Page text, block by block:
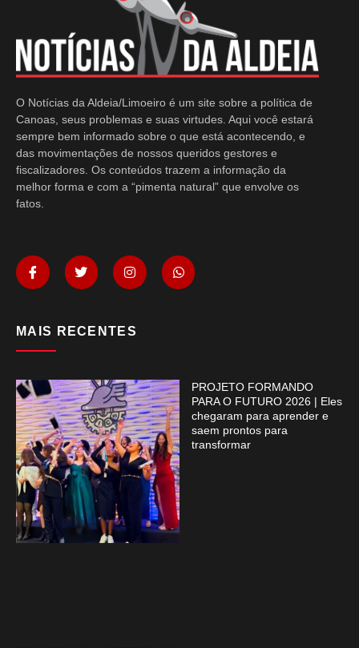
O Notícias da Aldeia/Limoeiro é um site sobre a política de
Canoas, seus problemas e suas virtudes. Aqui você estará
sempre bem informado sobre o que está acontecendo, e
das movimentações de nossos queridos gestores e
fiscalizadores. Os conteúdos trazem a informação da
melhor forma e com a “pimenta natural” que envolve os
fatos.
MAIS RECENTES
PROJETO FORMANDO
PARA O FUTURO 2026 | Eles
chegaram para aprender e
saem prontos para
transformar